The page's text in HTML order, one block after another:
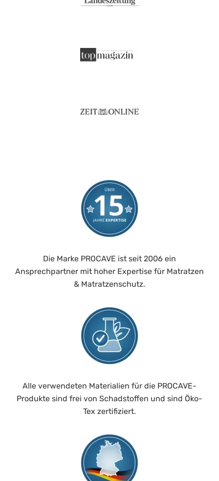
Die Marke PROCAVE ist seit 2006 ein
Ansprechpartner mit hoher Expertise für Matratzen
& Matratzenschutz.
Alle verwendeten Materialien für die PROCAVE-
Produkte sind frei von Schadstoffen und sind Öko-
Tex zertifiziert.